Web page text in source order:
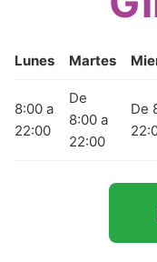
Lunes Martes
8:00 a
22:00
De
8:00 a
22:00
De